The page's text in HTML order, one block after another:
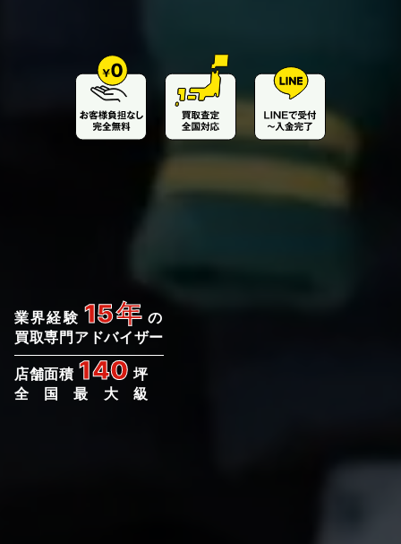
業界経験 15年 の
買取専門アドバイザー
店舗面積 140 坪
全国最大級